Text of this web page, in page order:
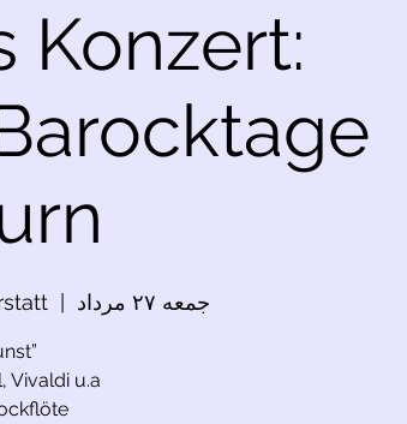
Konzert:
جمعه ۲۷ مرداد
  |